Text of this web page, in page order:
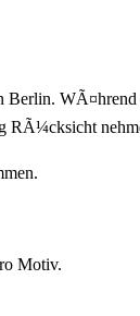
RÃ¼cksicht
Motiv.